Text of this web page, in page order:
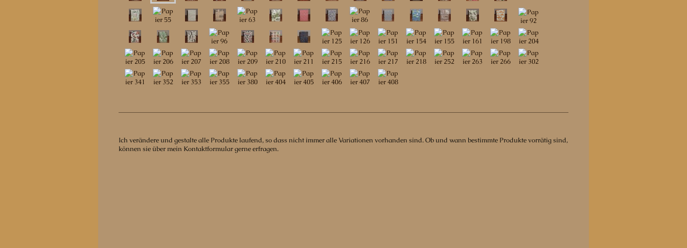
Ich verändere und gestalte alle Produkte laufend, so dass nicht immer alle Variationen vorhanden sind. Ob und wann bestimmte Produkte vorrätig sind,
können sie über mein Kontaktformular gerne erfragen.